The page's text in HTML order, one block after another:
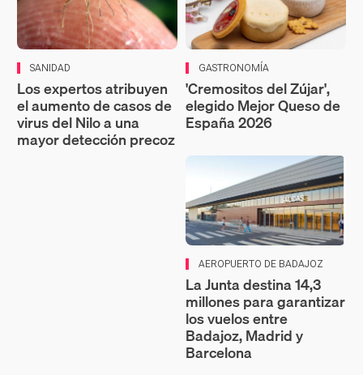
SANIDAD
Los expertos atribuyen
el aumento de casos de
virus del Nilo a una
mayor detección precoz
GASTRONOMÍA
'Cremositos del Zújar',
elegido Mejor Queso de
España 2026
AEROPUERTO DE BADAJOZ
La Junta destina 14,3
millones para garantizar
los vuelos entre
Badajoz, Madrid y
Barcelona